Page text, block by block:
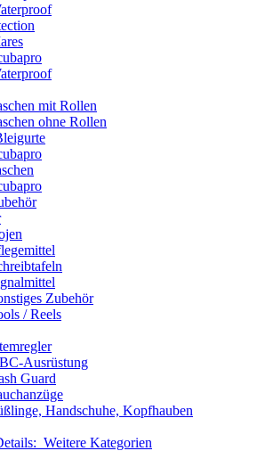
mit Rollen
ohne Rollen
Zubehör
/ Reels
Ausrüstung
Guard
Handschuhe, Kopfhauben
Weitere Kategorien